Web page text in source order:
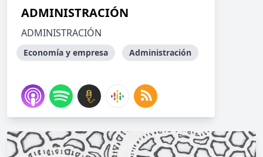
ADMINISTRACIÓN
ADMINISTRACIÓN
Economía y empresa Administración